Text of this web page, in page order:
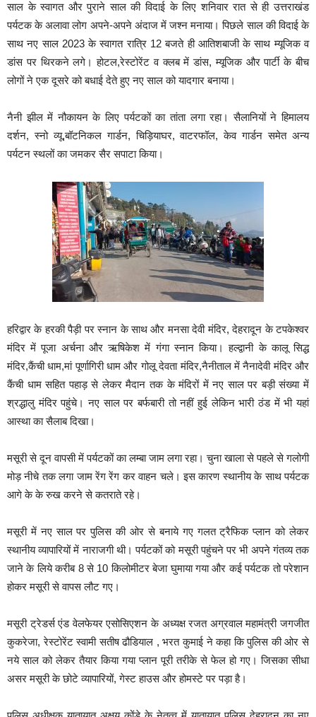
साल के स्वागत और पुराने साल की विदाई के लिए शनिवार रात से ही उत्तराखंड
पर्यटक के अलावा लोग अपने-अपने अंदाज में जश्न मनाया। पिछले साल की विदाई के
साथ नए साल 2023 के स्वागत रात्रि 12 बजते ही आतिशबाजी के साथ म्यूजिक व
डांस पर थिरकने लगे। होटल,रेस्टोरेंट व क्लब में डांस, म्यूजिक और पार्टी के बीच
लोगों ने एक दूसरे को बधाई देते हुए नए साल को यादगार बनाया।
नैनी झील में नौकायन के लिए पर्यटकों का तांता लगा रहा। सैलानियों ने हिमालय
दर्शन, स्नो व्यू,बॉटनिकल गार्डन, चिड़ियाघर, वाटरफॉल, केव गार्डन समेत अन्य
पर्यटन स्थलों का जमकर सैर सपाटा किया।
हरिद्वार के हरकी पैड़ी पर स्नान के साथ और मनसा देवी मंदिर, देहरादून के टपकेश्वर
मंदिर में पूजा अर्चना और ऋषिकेश में गंगा स्नान किया। हल्द्वानी के कालू सिद्ध
मंदिर,कैंची धाम,मां पूर्णागिरी धाम और गोलू देवता मंदिर,नैनीताल में नैनादेवी मंदिर और
कैंची धाम सहित पहाड़ से लेकर मैदान तक के मंदिरों में नए साल पर बड़ी संख्या में
श्रद्धालु मंदिर पहुंचे। नए साल पर बर्फबारी तो नहीं हुई लेकिन भारी ठंड में भी यहां
आस्था का सैलाब दिखा।
मसूरी से दून वापसी में पर्यटकों का लम्बा जाम लगा रहा। चुना खाला से पहले से गलोगी
मोड़ नीचे तक लगा जाम रेंग रेंग कर वाहन चले। इस कारण स्थानीय के साथ पर्यटक
आगे के के रुख करने से कतराते रहे।
मसूरी में नए साल पर पुलिस की ओर से बनाये गए गलत ट्रैफिक प्लान को लेकर
स्थानीय व्यापारियों में नाराजगी थी। पर्यटकों को मसूरी पहुंचने पर भी अपने गंतव्य तक
जाने के लिये करीब 8 से 10 किलोमीटर बेजा घुमाया गया और कई पर्यटक तो परेशान
होकर मसूरी से वापस लौट गए।
मसूरी ट्रेडर्स एंड वेलफेयर एसोसिएशन के अध्यक्ष रजत अग्रवाल महामंत्री जगजीत
कुकरेजा, रेस्टोरेंट स्वामी सतीष ढौडियाल , भरत कुमाई ने कहा कि पुलिस की ओर से
नये साल को लेकर तैयार किया गया प्लान पूरी तरीके से फेल हो गए। जिसका सीधा
असर मसूरी के छोटे व्यापारियों, गेस्ट हाउस और होमस्टे पर पड़ा है।